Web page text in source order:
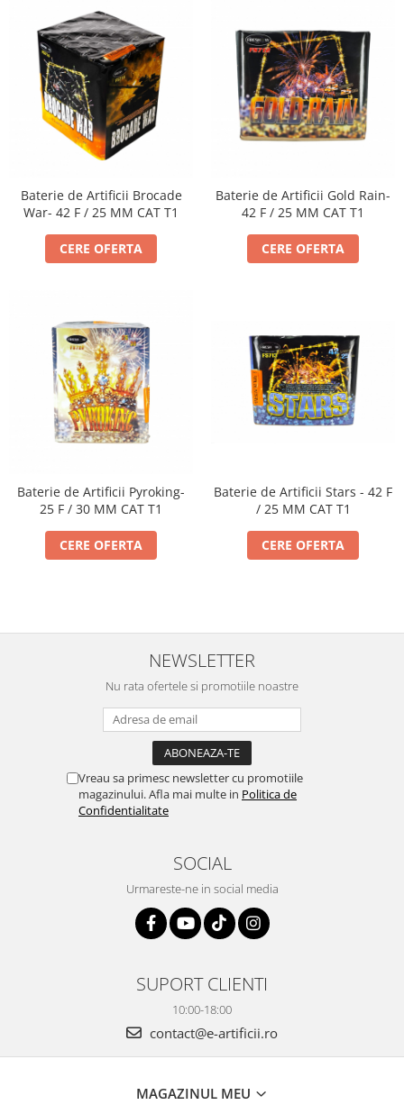
Baterie de Artificii Brocade
War- 42 F / 25 MM CAT T1
CERE OFERTA
Baterie de Artificii Gold Rain-
42 F / 25 MM CAT T1
CERE OFERTA
Baterie de Artificii Pyroking-
25 F / 30 MM CAT T1
CERE OFERTA
Baterie de Artificii Stars - 42 F
/ 25 MM CAT T1
CERE OFERTA
NEWSLETTER
Nu rata ofertele si promotiile noastre
Vreau sa primesc newsletter cu promotiile
magazinului. Afla mai multe in Politica de
Confidentialitate
SOCIAL
Urmareste-ne in social media
SUPORT CLIENTI
10:00-18:00
contact@e-artificii.ro
MAGAZINUL MEU